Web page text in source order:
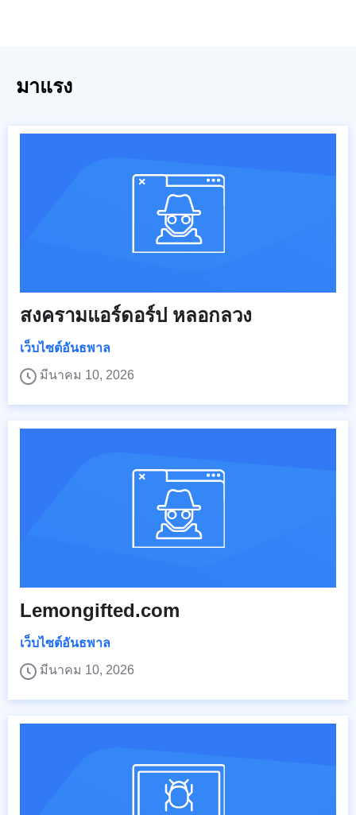
มาแรง
สงครามแอร์ดอร์ป หลอกลวง
เว็บไซต์อันธพาล
มีนาคม 10, 2026
Lemongifted.com
เว็บไซต์อันธพาล
มีนาคม 10, 2026